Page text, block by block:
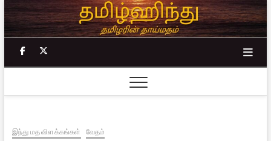
Skip
to
content
facebook
இந்து மத விளக்கங்கள் வேதம்